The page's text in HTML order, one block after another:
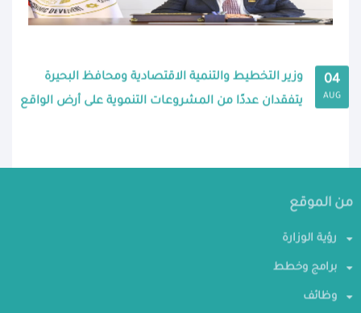
04
AUG
وزير التخطيط والتنمية الاقتصادية ومحافظ البحيرة
يتفقدان عددًا من المشروعات التنموية على أرض الواقع
من الموقع
رؤية الوزارة
برامج وخطط
وظائف